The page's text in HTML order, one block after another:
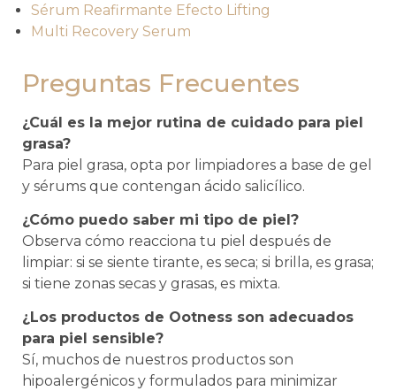
Sérum Reafirmante Efecto Lifting
Multi Recovery Serum
Preguntas Frecuentes
¿Cuál es la mejor rutina de cuidado para piel
grasa?
Para piel grasa, opta por limpiadores a base de gel
y sérums que contengan ácido salicílico.
¿Cómo puedo saber mi tipo de piel?
Observa cómo reacciona tu piel después de
limpiar: si se siente tirante, es seca; si brilla, es grasa;
si tiene zonas secas y grasas, es mixta.
¿Los productos de Ootness son adecuados
para piel sensible?
Sí, muchos de nuestros productos son
hipoalergénicos y formulados para minimizar